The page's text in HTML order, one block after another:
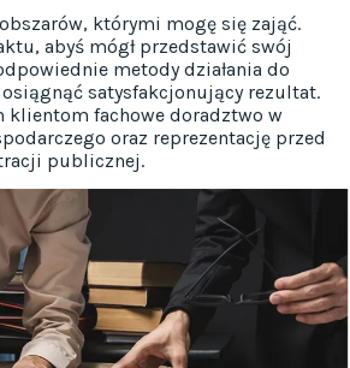
którymi mogę się zająć.
abyś mógł przedstawić swój
metody działania do
satysfakcjonujący rezultat.
klientom fachowe doradztwo w
oraz reprezentację przed
publicznej.